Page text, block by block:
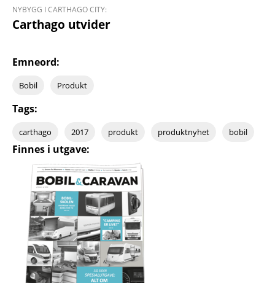
NYBYGG I CARTHAGO CITY:
Carthago utvider
Emneord:
Bobil Produkt
Tags:
carthago 2017 produkt produktnyhet bobil
Finnes i utgave: